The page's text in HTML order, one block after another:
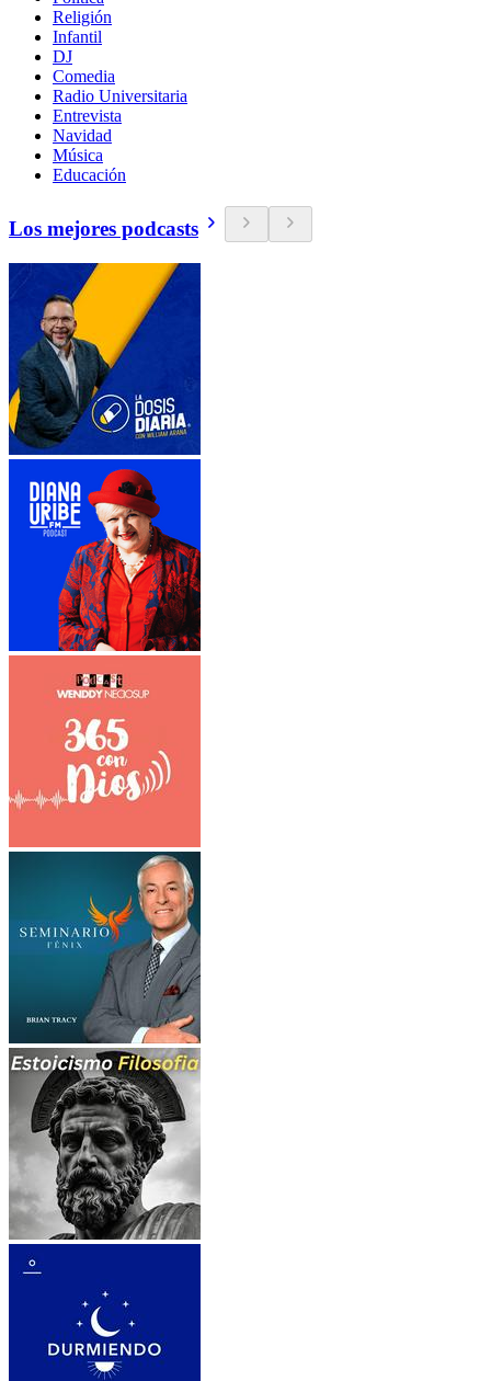
Religión
Infantil
DJ
Comedia
Radio Universitaria
Entrevista
Navidad
Música
Educación
Los mejores podcasts